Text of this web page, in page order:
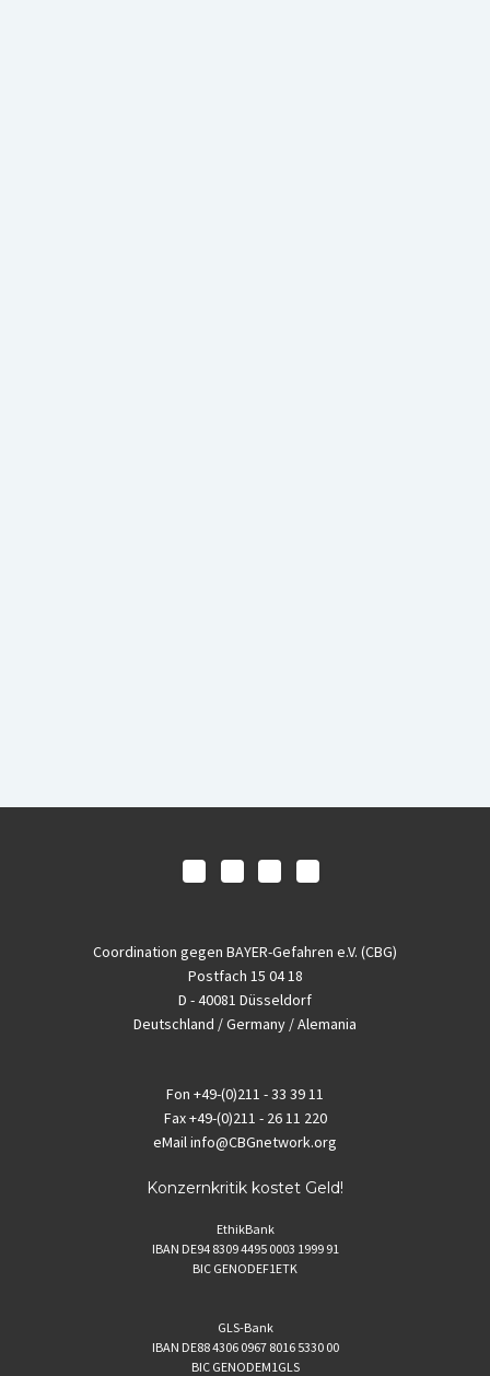
Coordination gegen BAYER-Gefahren e.V. (CBG)
Postfach 15 04 18
D - 40081 Düsseldorf
Deutschland / Germany / Alemania
Fon +49-(0)211 - 33 39 11
Fax+49-(0)211 - 26 11 220
eMailinfo@CBGnetwork.org
Konzernkritik kostet Geld!
EthikBank
IBAN DE94 8309 4495 0003 1999 91
BIC GENODEF1ETK
GLS-Bank
IBAN DE88 4306 0967 8016 5330 00
BIC GENODEM1GLS